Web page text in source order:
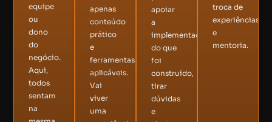
equipe
ou
dono
do
negócio.
Aqui,
todos
sentam
na
apenas
conteúdo
prático
e
ferramentas
aplicáveis.
Vai
viver
uma
apoiar
a
implementação
do que
foi
construído,
tirar
dúvidas
e
troca de
experiências
e
mentoria.